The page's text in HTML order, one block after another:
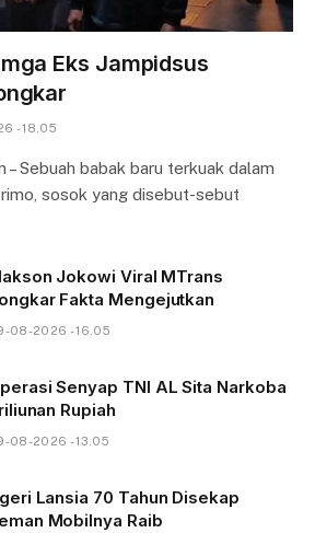
Eks Jampidsus
- 18.05
– Sebuah babak baru terkuak dalam
sosok yang disebut-sebut
Jokowi Viral MTrans
Fakta Mengejutkan
08-2026 - 16.05
Senyap TNI AL Sita Narkoba
Rupiah
08-2026 - 13.05
Lansia 70 Tahun Disekap
Mobilnya Raib